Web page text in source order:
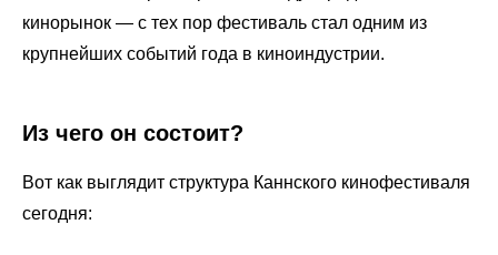
кинорынок — с тех пор фестиваль стал одним из
крупнейших событий года в киноиндустрии.
Из чего он состоит?
Вот как выглядит структура Каннского кинофестиваля
сегодня: